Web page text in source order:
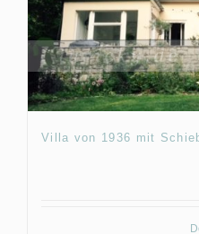
Villa von 1936 mit